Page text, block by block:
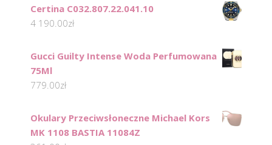
Certina C032.807.22.041.10
4 190.00zł
Gucci Guilty Intense Woda Perfumowana
75Ml
779.00zł
Okulary Przeciwsłoneczne Michael Kors
MK 1108 BASTIA 11084Z